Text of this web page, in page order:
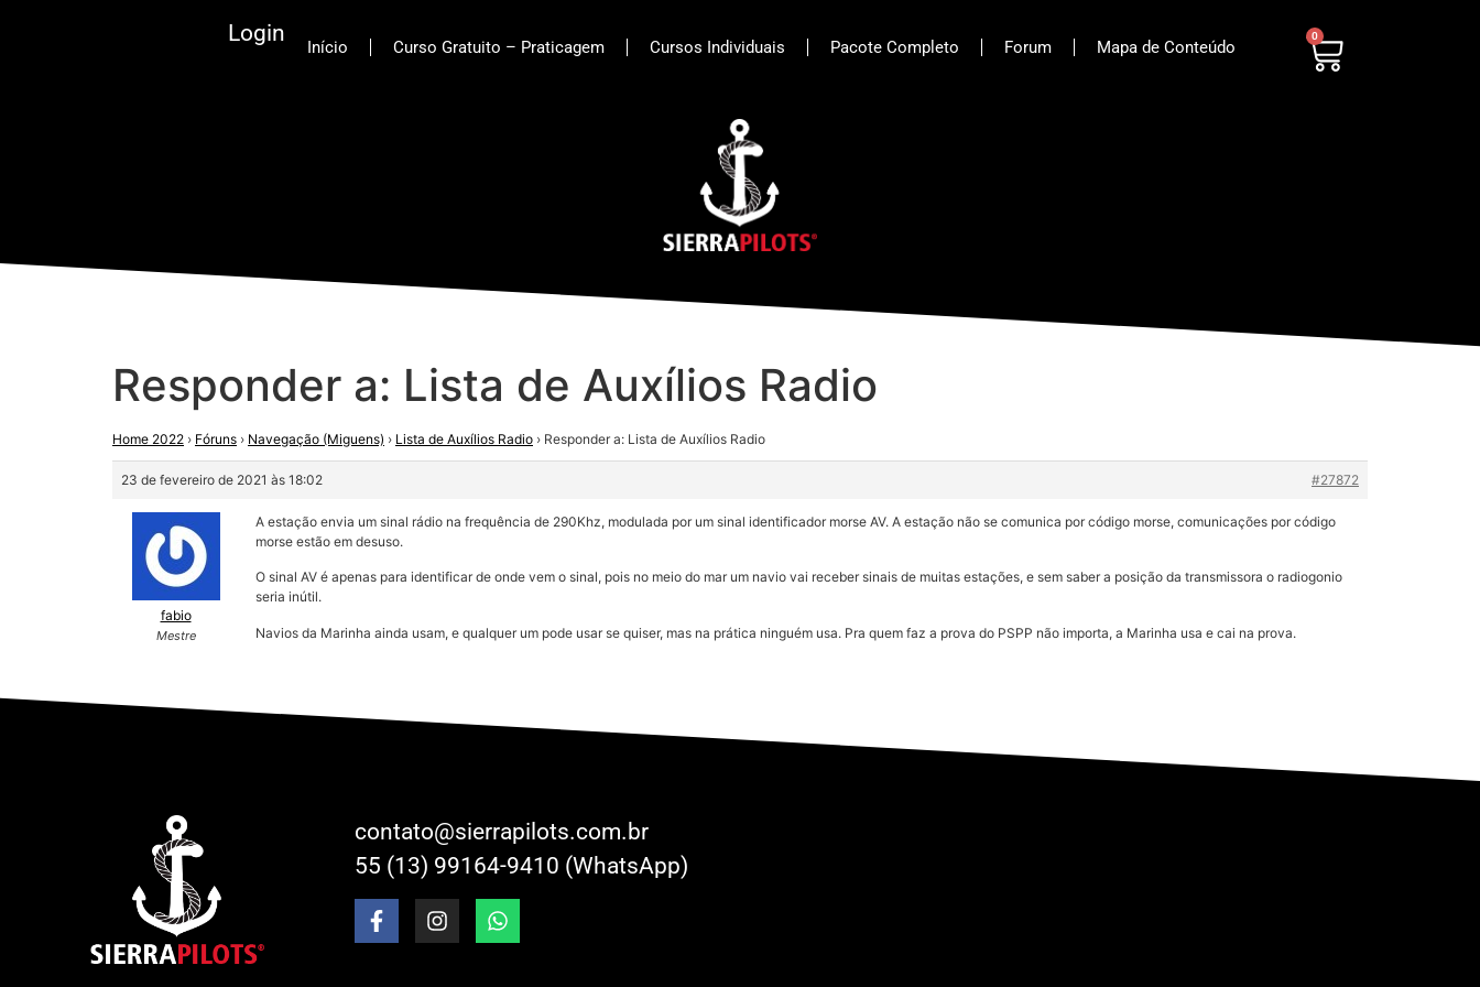
Início Curso Gratuito – Praticagem Cursos Individuais Pacote Completo Forum Mapa de Conteúdo
Login 0
Responder a: Lista de Auxílios Radio
Home 2022 › Fóruns › Navegação (Miguens) › Lista de Auxílios Radio › Responder a: Lista de Auxílios Radio
23 de fevereiro de 2021 às 18:02 #27872
fabio
Mestre
A estação envia um sinal rádio na frequência de 290Khz, modulada por um sinal identificador morse AV. A estação não se comunica por código morse, comunicações por código
morse estão em desuso.
O sinal AV é apenas para identificar de onde vem o sinal, pois no meio do mar um navio vai receber sinais de muitas estações, e sem saber a posição da transmissora o radiogonio
seria inútil.
Navios da Marinha ainda usam, e qualquer um pode usar se quiser, mas na prática ninguém usa. Pra quem faz a prova do PSPP não importa, a Marinha usa e cai na prova.
contato@sierrapilots.com.br
55 (13) 99164-9410 (WhatsApp)